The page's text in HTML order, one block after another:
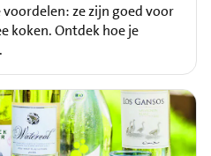
ze zijn goed voor
koken. Ontdek hoe je